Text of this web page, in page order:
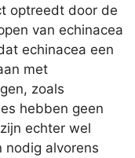
optreedt door de
van echinacea
echinacea een
met
zoals
hebben geen
echter wel
nodig alvorens